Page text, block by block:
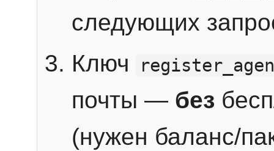
следующих
Ключ
почты — без
(нужен баланс/